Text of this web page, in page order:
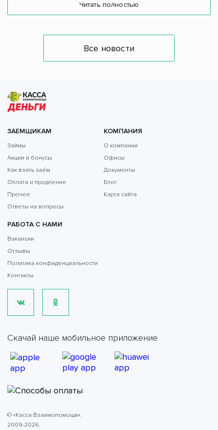
Читать полностью
Все новости
ЗАЕМЩИКАМ
Займы
Акции и бонусы
Как взять заём
Оплата и продление
Прочее
Ответы на вопросы
КОМПАНИЯ
О компании
Офисы
Документы
Блог
Карта сайта
РАБОТА С НАМИ
Вакансии
Отзывы
Политика конфиденциальности
Контакты
Скачай наше мобильное приложение
© «Касса Взаимопомощи».
2009-2026.